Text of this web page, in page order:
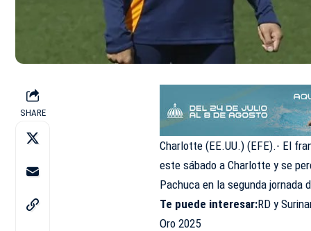
SHARE
Charlotte (EE.UU.) (EFE).- El
este sábado a Charlotte y se
Pachuca en la segunda jornada
Te puede interesar:RD y
Oro 2025